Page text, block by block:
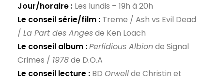
Jour/horaire : Les lundis – 19h à 20h
Le conseil série/film : Treme / Ash vs Evil Dead
/ La Part des Angesde Ken Loach
Le conseil album :Perfidious Albionde Signal
Crimes / 1978de D.O.A
Le conseil lecture : BD Orwellde Christin et